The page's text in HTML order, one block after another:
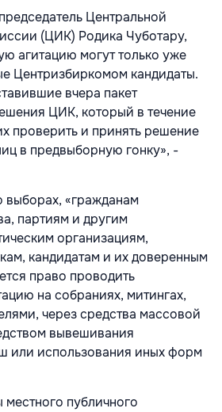
Центральной
(ЦИК) Родика Чуботару,
агитацию могут только уже
Центризбиркомом кандидаты.
вчера пакет
ЦИК, который в течение
проверить и принять решение
в предвыборную гонку», -
выборах, «гражданам
партиям и другим
организациям,
кандидатам и их доверенным
право проводить
на собраниях, митингах,
через средства массовой
вывешивания
или использования иных форм
публичного